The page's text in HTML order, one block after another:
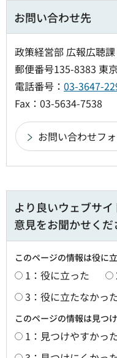
お問い合わせ先
政策経営部 広報広聴
郵便番号135-8383 東
電話番号： 03-3647-
Fax：03-5634-7538
より良いウェブサ
意見をお聞かせくだ
このページの情報は役に
1：役に立った
3：役に立たなかっ
このページの情報は見つ
1：見つけやすかっ